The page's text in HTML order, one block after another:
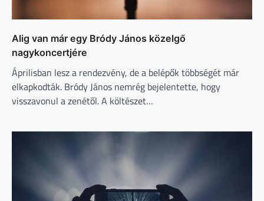
Alig van már egy Bródy János közelgő
nagykoncertjére
Áprilisban lesz a rendezvény, de a belépők többségét már
elkapkodták. Bródy János nemrég bejelentette, hogy
visszavonul a zenétől. A költészet…